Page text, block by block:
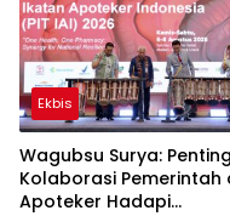
Ekbis
Wagubsu Surya: Penting
Kolaborasi Pemerintah
Apoteker Hadapi